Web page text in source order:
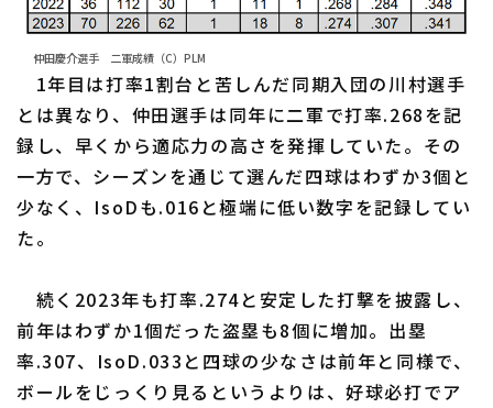
仲田慶介選手 二軍成績（C）PLM
1年目は打率1割台と苦しんだ同期入団の川村選手
とは異なり、仲田選手は同年に二軍で打率.268を記
録し、早くから適応力の高さを発揮していた。その
一方で、シーズンを通じて選んだ四球はわずか3個と
少なく、IsoDも.016と極端に低い数字を記録してい
た。
続く2023年も打率.274と安定した打撃を披露し、
前年はわずか1個だった盗塁も8個に増加。出塁
率.307、IsoD.033と四球の少なさは前年と同様で、
ボールをじっくり見るというよりは、好球必打でア